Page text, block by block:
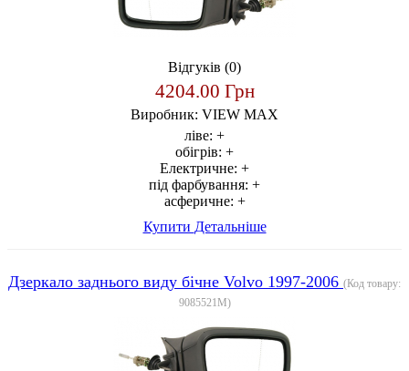
Відгуків (0)
4204.00 Грн
Виробник: VIEW MAX
ліве: +
обігрів: +
Електричне: +
під фарбування: +
асферичне: +
Купити Детальніше
Дзеркало заднього виду бічне Volvo 1997-2006 (Код товару:
9085521M)